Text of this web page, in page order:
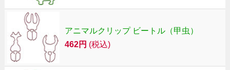
アニマルクリップ ビートル（甲虫）
462円 (税込)